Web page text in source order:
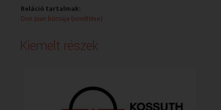
Reláció tartalmak:
Don Juan búcsúja (ismétlése)
Kiemelt részek